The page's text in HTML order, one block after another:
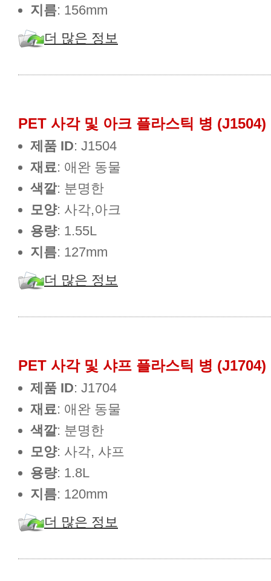
지름: 156mm
더 많은 정보
PET 사각 및 아크 플라스틱 병 (J1504)
제품 ID: J1504
재료: 애완 동물
색깔: 분명한
모양: 사각,아크
용량: 1.55L
지름: 127mm
더 많은 정보
PET 사각 및 샤프 플라스틱 병 (J1704)
제품 ID: J1704
재료: 애완 동물
색깔: 분명한
모양: 사각, 샤프
용량: 1.8L
지름: 120mm
더 많은 정보